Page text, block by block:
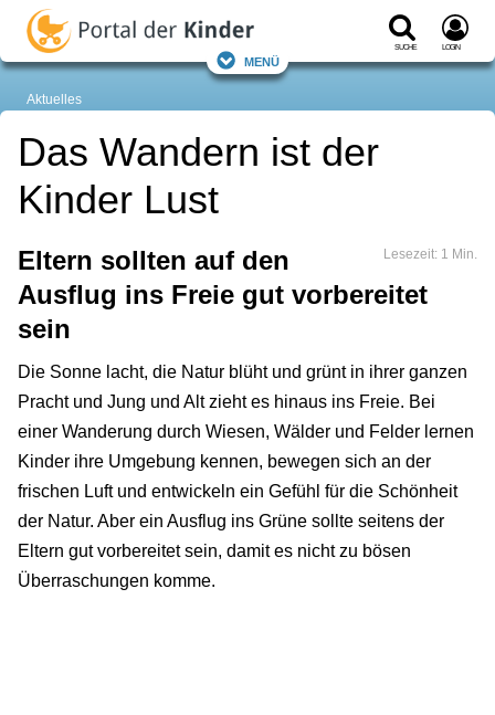
Suche Login
Menü
Aktuelles
Das Wandern ist der
Kinder Lust
Lesezeit: 1 Min.
Eltern sollten auf den
Ausflug ins Freie gut vorbereitet
sein
Die Sonne lacht, die Natur blüht und grünt in ihrer ganzen
Pracht und Jung und Alt zieht es hinaus ins Freie. Bei
einer Wanderung durch Wiesen, Wälder und Felder lernen
Kinder ihre Umgebung kennen, bewegen sich an der
frischen Luft und entwickeln ein Gefühl für die Schönheit
der Natur. Aber ein Ausflug ins Grüne sollte seitens der
Eltern gut vorbereitet sein, damit es nicht zu bösen
Überraschungen komme.